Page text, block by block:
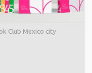
Club Mexico city